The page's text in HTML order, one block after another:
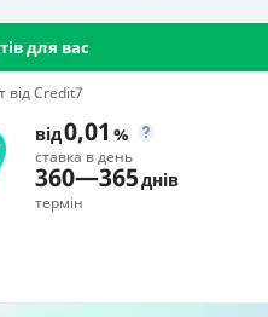
для вас
від Credit7
від0,01 %
ставка в день
360—365днів
термін